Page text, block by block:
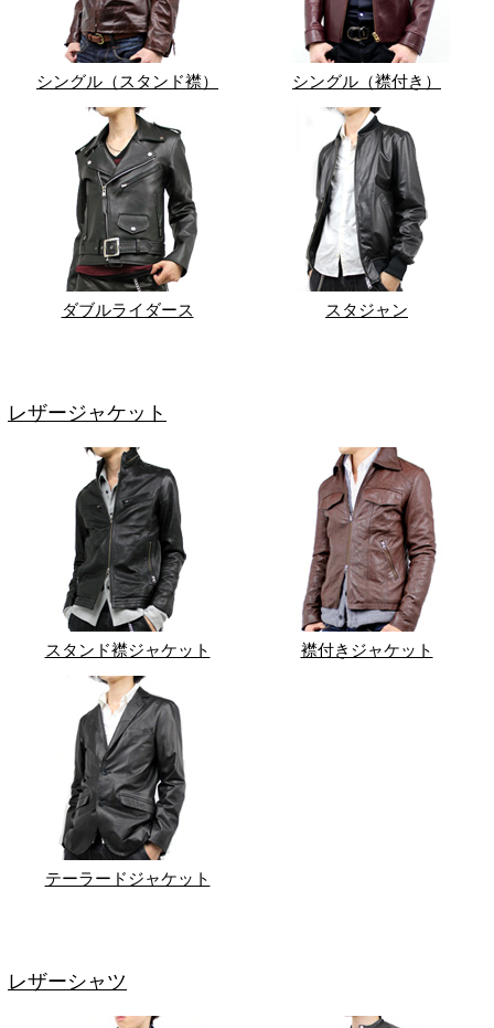
シングル（スタンド襟） シングル（襟付き）
ダブルライダース スタジャン
レザージャケット
スタンド襟ジャケット 襟付きジャケット
テーラードジャケット
レザーシャツ